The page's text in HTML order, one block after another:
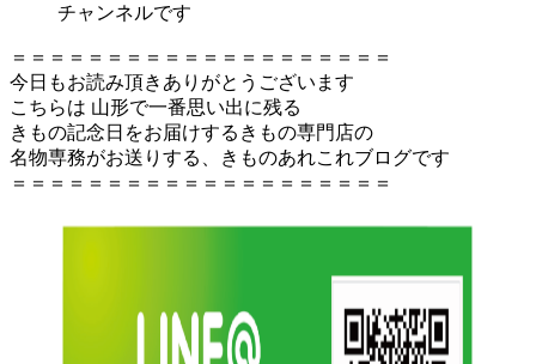
チャンネルです
＝＝＝＝＝＝＝＝＝＝＝＝＝＝＝＝＝＝＝＝
今日もお読み頂きありがとうございます
こちらは 山形で一番思い出に残る
きもの記念日をお届けするきもの専門店の
名物専務がお送りする、きものあれこれブログです
＝＝＝＝＝＝＝＝＝＝＝＝＝＝＝＝＝＝＝＝